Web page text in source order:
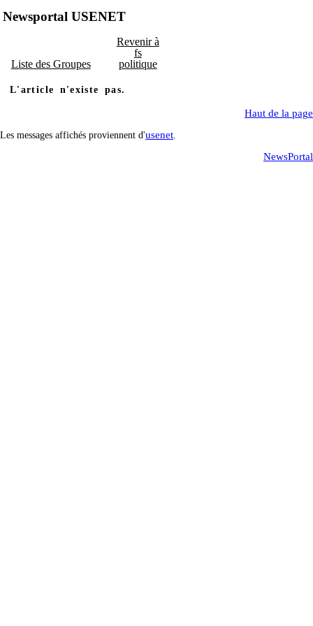
Newsportal USENET
Liste des Groupes
Revenir à
fs
politique
L'article n'existe pas.
Haut de la page
Les messages affichés proviennent d'usenet
NewsPortal